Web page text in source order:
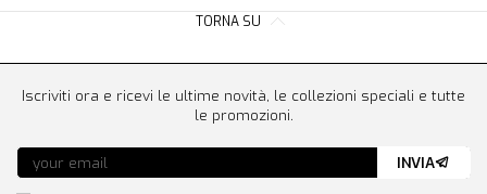
TORNA SU
Iscriviti ora e ricevi le ultime novità, le collezioni speciali e tutte
le promozioni.
INVIA